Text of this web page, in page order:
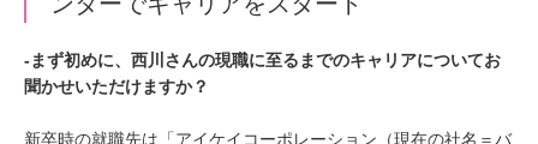
‐まず初めに、西川さんの現職に至るまでのキャリアについてお
聞かせいただけますか？
新卒時の就職先は「アイケイコーポレーション（現在の社名＝バ